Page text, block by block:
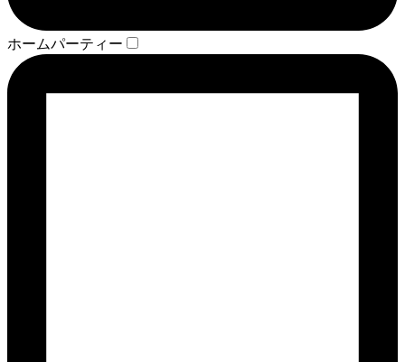
ホームパーティー